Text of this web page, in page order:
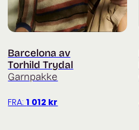
Barcelona av
Torhild Trydal
Garnpakke
FRA:1 012 kr